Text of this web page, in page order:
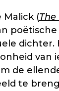
Malick (The
dichter.
van
de
te